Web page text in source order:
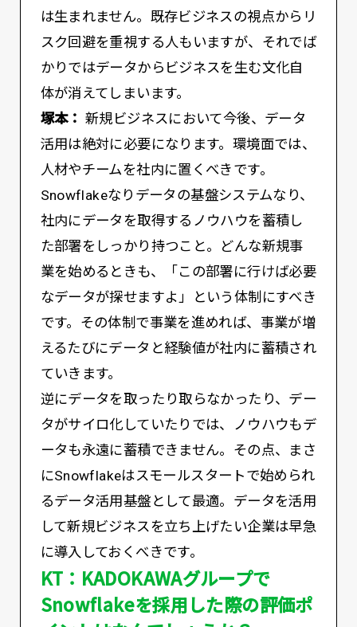
は生まれません。既存ビジネスの視点からリ
スク回避を重視する人もいますが、それでば
かりではデータからビジネスを生む文化自
体が消えてしまいます。
塚本： 新規ビジネスにおいて今後、データ
活用は絶対に必要になります。環境面では、
人材やチームを社内に置くべきです。
Snowflakeなりデータの基盤システムなり、
社内にデータを取得するノウハウを蓄積し
た部署をしっかり持つこと。どんな新規事
業を始めるときも、「この部署に行けば必要
なデータが探せますよ」という体制にすべき
です。その体制で事業を進めれば、事業が増
えるたびにデータと経験値が社内に蓄積され
ていきます。
逆にデータを取ったり取らなかったり、デー
タがサイロ化していたりでは、ノウハウもデ
ータも永遠に蓄積できません。その点、まさ
にSnowflakeはスモールスタートで始められ
るデータ活用基盤として最適。データを活用
して新規ビジネスを立ち上げたい企業は早急
に導入しておくべきです。
KT：KADOKAWAグループで
Snowflakeを採用した際の評価ポ